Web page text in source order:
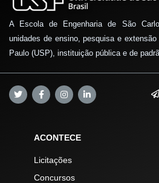
A Escola de Engenharia de São
unidades de ensino, pesquisa e
Paulo (USP), instituição pública e de
ACONTECE
Licitações
Concursos